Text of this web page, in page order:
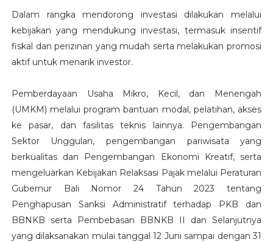
Dalam rangka mendorong investasi dilakukan melalui
kebijakan yang mendukung investasi, termasuk insentif
fiskal dan perizinan yang mudah serta melakukan promosi
aktif untuk menarik investor.
Pemberdayaan Usaha Mikro, Kecil, dan Menengah
(UMKM) melalui program bantuan modal, pelatihan, akses
ke pasar, dan fasilitas teknis lainnya. Pengembangan
Sektor Unggulan, pengembangan pariwisata yang
berkualitas dan Pengembangan Ekonomi Kreatif, serta
mengeluarkan Kebijakan Relaksasi Pajak melalui Peraturan
Gubernur Bali Nomor 24 Tahun 2023 tentang
Penghapusan Sanksi Administratif terhadap PKB dan
BBNKB serta Pembebasan BBNKB II dan Selanjutnya
yang dilaksanakan mulai tanggal 12 Juni sampai dengan 31